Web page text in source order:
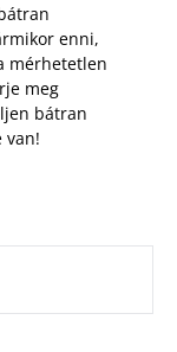
enni,
mérhetetlen
meg
bátran
van!